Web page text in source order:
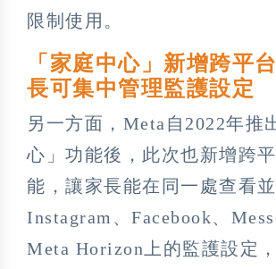
限制使用。
「家庭中心」新增跨平
長可集中管理監護設定
另一方面，Meta自2022年推
心」功能後，此次也新增跨
能，讓家長能在同一處查看
Instagram、Facebook、
Meta Horizon上的監護設定